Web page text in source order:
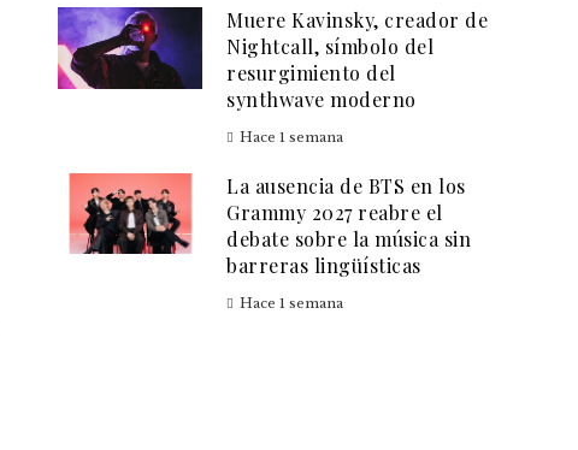
Muere Kavinsky, creador de
Nightcall, símbolo del
resurgimiento del
synthwave moderno
Hace 1 semana
La ausencia de BTS en los
Grammy 2027 reabre el
debate sobre la música sin
barreras lingüísticas
Hace 1 semana